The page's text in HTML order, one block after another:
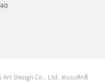
Design Co., Ltd. สงวนสิทธิ์